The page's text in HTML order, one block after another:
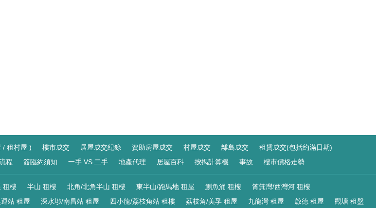
/ 租村屋 ) 樓市成交 居屋成交紀錄 資助房屋成交 村屋成交 離島成交
租賃成交(包括約滿日期)
程 簽臨約須知 一手 VS 二手 地產代理 居屋百科 按揭計算機 事故 樓市價格走勢
租樓 半山 租樓 北角/北角半山 租樓 東半山/跑馬地 租屋 鰂魚涌 租樓
筲箕灣/西灣河 租樓
站 租屋 深水埗/南昌站 租屋 四小龍/荔枝角站 租樓 荔枝角/美孚 租屋 九龍灣 租屋 啟德 租屋 觀塘 租盤